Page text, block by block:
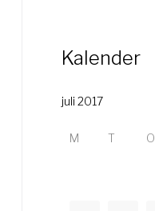
Kalender
juli 2017
M T O